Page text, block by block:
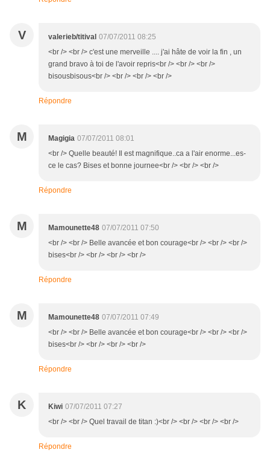
V valerieb/titival 07/07/2011 08:25
<br /> <br /> c'est une merveille .... j'ai hâte de voir la fin , un
grand bravo à toi de l'avoir repris<br /> <br /> <br />
bisousbisous<br /> <br /> <br /> <br />
Répondre
M Magigia 07/07/2011 08:01
<br /> Quelle beauté! Il est magnifique..ca a l'air enorme...es-
ce le cas? Bises et bonne journee<br /> <br /> <br />
Répondre
M Mamounette48 07/07/2011 07:50
<br /> <br /> Belle avancée et bon courage<br /> <br /> <br />
bises<br /> <br /> <br /> <br />
Répondre
M Mamounette48 07/07/2011 07:49
<br /> <br /> Belle avancée et bon courage<br /> <br /> <br />
bises<br /> <br /> <br /> <br />
Répondre
K Kiwi 07/07/2011 07:27
<br /> <br /> Quel travail de titan :)<br /> <br /> <br /> <br />
Répondre